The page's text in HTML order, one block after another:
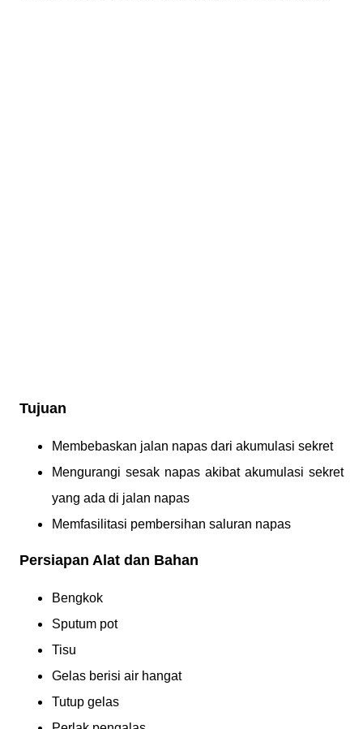
Tujuan
Membebaskan jalan napas dari akumulasi sekret
Mengurangi sesak napas akibat akumulasi sekret
yang ada di jalan napas
Memfasilitasi pembersihan saluran napas
Persiapan Alat dan Bahan
Bengkok
Sputum pot
Tisu
Gelas berisi air hangat
Tutup gelas